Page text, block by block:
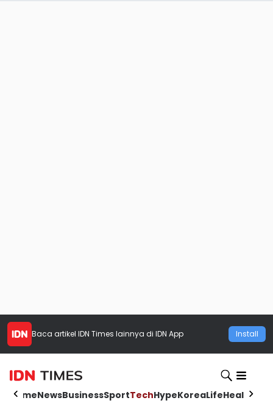
Baca artikel IDN Times lainnya di IDN App Install
HomeNewsBusinessSportTechHypeKoreaLifeHealth